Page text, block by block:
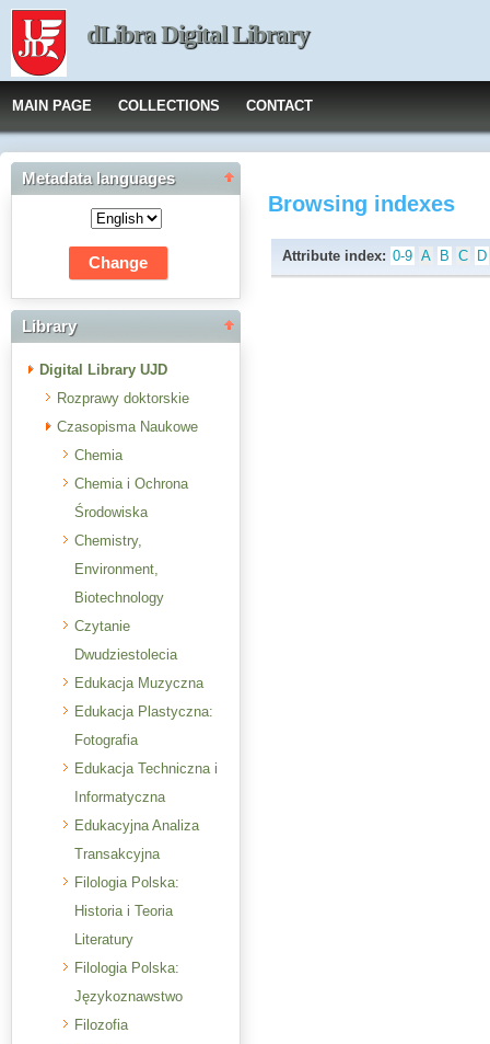
dLibra Digital Library
MAIN PAGE COLLECTIONS CONTACT
Metadata languages
Library
Digital Library UJD
Rozprawy doktorskie
Czasopisma Naukowe
Chemia
Chemia i Ochrona
Środowiska
Chemistry,
Environment,
Biotechnology
Czytanie
Dwudziestolecia
Edukacja Muzyczna
Edukacja Plastyczna:
Fotografia
Edukacja Techniczna i
Informatyczna
Edukacyjna Analiza
Transakcyjna
Filologia Polska:
Historia i Teoria
Literatury
Filologia Polska:
Językoznawstwo
Filozofia
Browsing indexes
Attribute index: 0-9 A B C D